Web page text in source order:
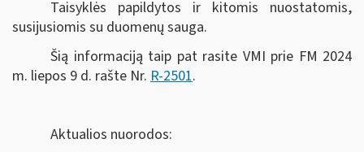
Taisyklės papildytos ir kitomis nuostatomis,
susijusiomis su duomenų sauga.
Šią informaciją taip pat rasite VMI prie FM 2024
m. liepos 9 d. rašte Nr. R-2501.
Aktualios nuorodos: